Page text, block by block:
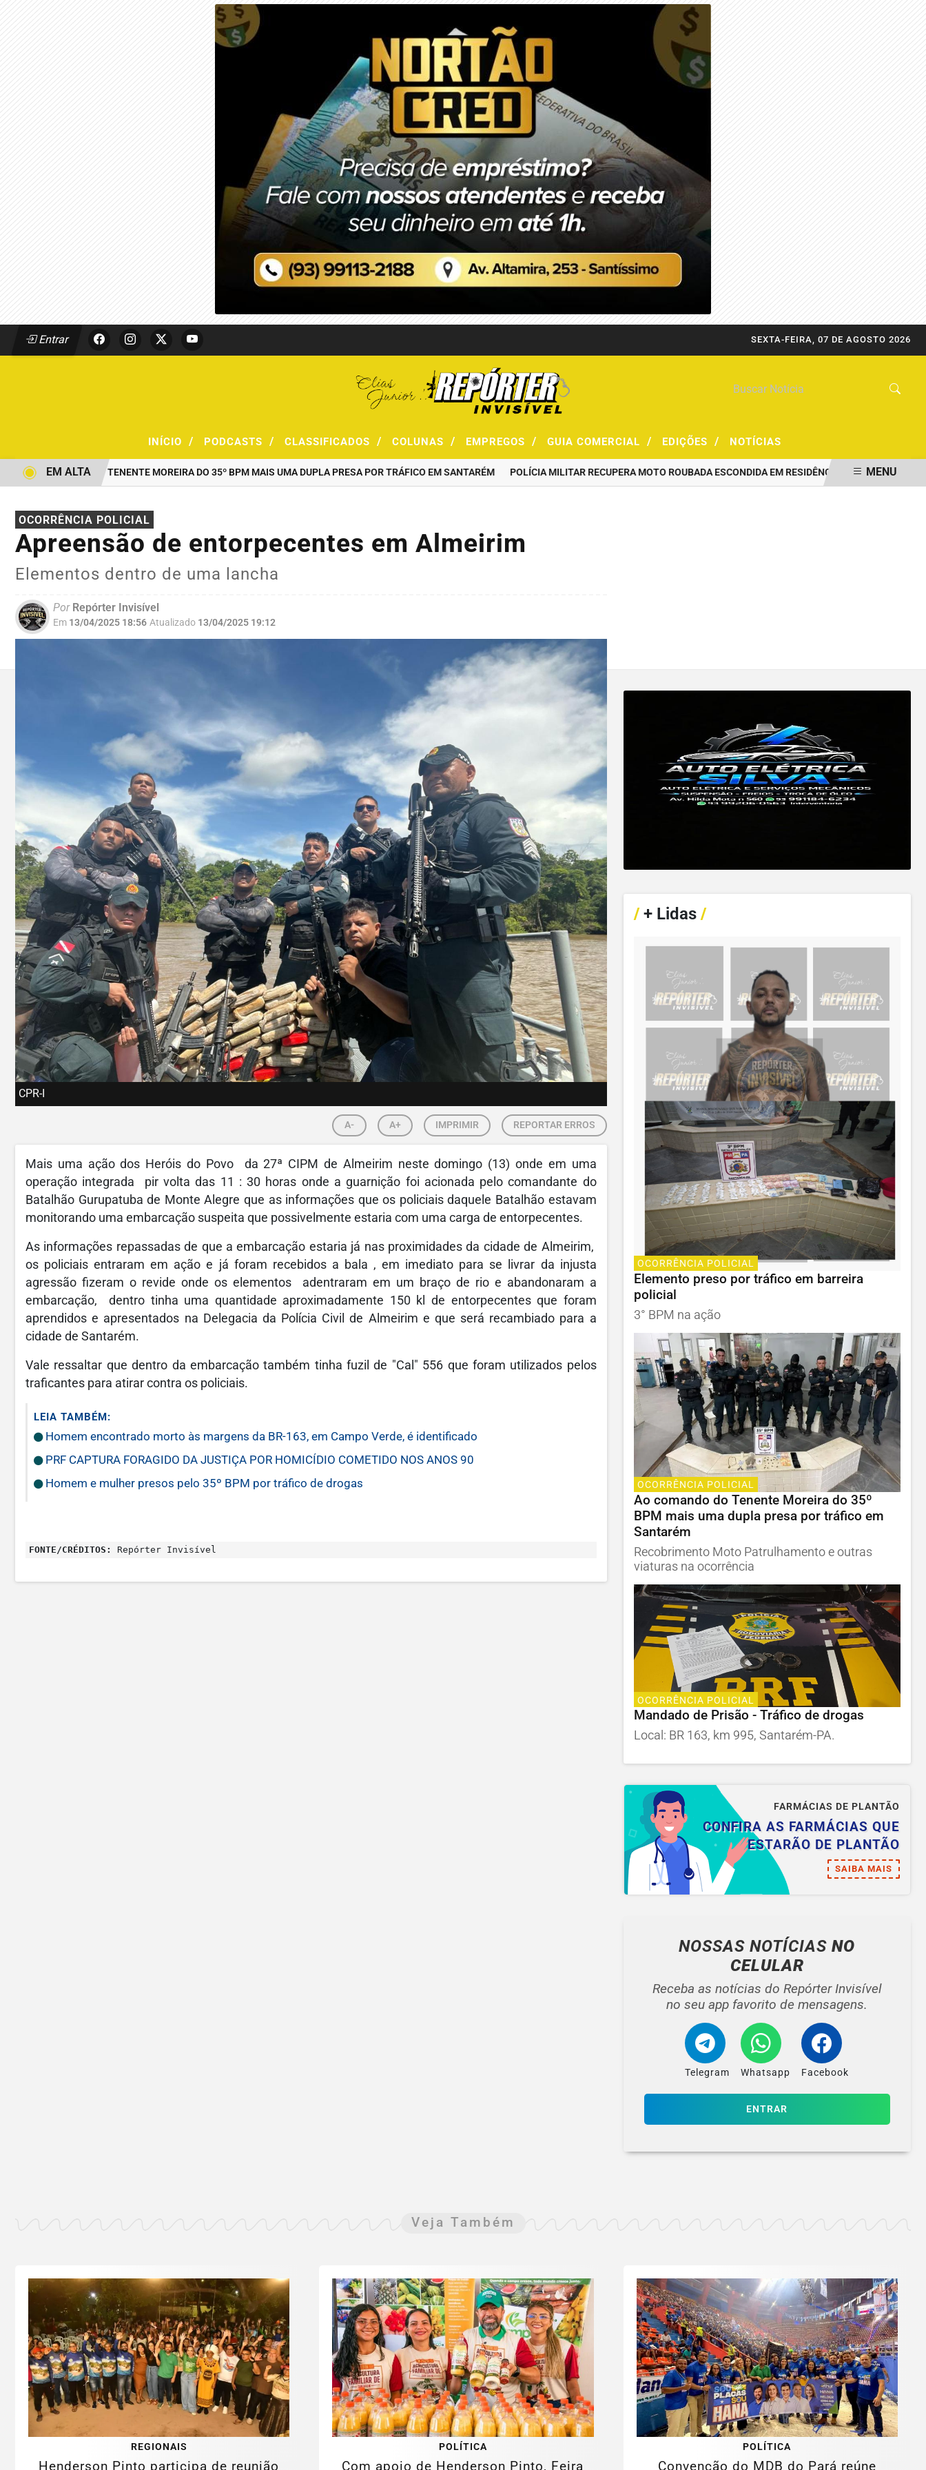
Entrar SEXTA-FEIRA, 07 DE AGOSTO 2026
INÍCIO / PODCASTS / CLASSIFICADOS / COLUNAS / EMPREGOS / GUIA COMERCIAL / EDIÇÕES / NOTÍCIAS
AO COMANDO DO TENENTE MOREIRA DO 35º BPM MAIS UMA DUPLA PRESA POR TRÁFICO EM SANTARÉM POLÍCIA MILITAR RECUPERA MOTO ROUBADA ESCONDIDA EM RESIDÊNCIA PRF CAPTURA
EM ALTA MENU
OCORRÊNCIA POLICIAL
Apreensão de entorpecentes em Almeirim
Elementos dentro de uma lancha
PorRepórter Invisível
Em 13/04/2025 18:56 Atualizado 13/04/2025 19:12
CPR-I
A- A+ IMPRIMIR REPORTAR ERROS
Mais uma ação dos Heróis do Povo da 27ª CIPM de Almeirim neste domingo (13) onde em uma
operação integrada pir volta das 11 : 30 horas onde a guarnição foi acionada pelo comandante do
Batalhão Gurupatuba de Monte Alegre que as informações que os policiais daquele Batalhão estavam
monitorando uma embarcação suspeita que possivelmente estaria com uma carga de entorpecentes.
As informações repassadas de que a embarcação estaria já nas proximidades da cidade de Almeirim,
os policiais entraram em ação e já foram recebidos a bala , em imediato para se livrar da injusta
agressão fizeram o revide onde os elementos adentraram em um braço de rio e abandonaram a
embarcação, dentro tinha uma quantidade aproximadamente 150 kl de entorpecentes que foram
aprendidos e apresentados na Delegacia da Polícia Civil de Almeirim e que será recambiado para a
cidade de Santarém.
Vale ressaltar que dentro da embarcação também tinha fuzil de "Cal" 556 que foram utilizados pelos
traficantes para atirar contra os policiais.
LEIA TAMBÉM:
Homem encontrado morto às margens da BR-163, em Campo Verde, é identificado
PRF CAPTURA FORAGIDO DA JUSTIÇA POR HOMICÍDIO COMETIDO NOS ANOS 90
Homem e mulher presos pelo 35º BPM por tráfico de drogas
FONTE/CRÉDITOS: Repórter Invisível
/+ Lidas /
OCORRÊNCIA POLICIAL
Elemento preso por tráfico em barreira
policial
3° BPM na ação
OCORRÊNCIA POLICIAL
Ao comando do Tenente Moreira do 35º
BPM mais uma dupla presa por tráfico em
Santarém
Recobrimento Moto Patrulhamento e outras
viaturas na ocorrência
OCORRÊNCIA POLICIAL
Mandado de Prisão - Tráfico de drogas
Local: BR 163, km 995, Santarém-PA.
FARMÁCIAS DE PLANTÃO
CONFIRA AS FARMÁCIAS QUE
ESTARÃO DE PLANTÃO
SAIBA MAIS
NOSSAS NOTÍCIASNO
CELULAR
Receba as notícias do Repórter Invisível
no seu app favorito de mensagens.
Telegram Whatsapp Facebook
ENTRAR
Veja Também
REGIONAIS
Henderson Pinto participa de reunião
POLÍTICA
Com apoio de Henderson Pinto, Feira
POLÍTICA
Convenção do MDB do Pará reúne